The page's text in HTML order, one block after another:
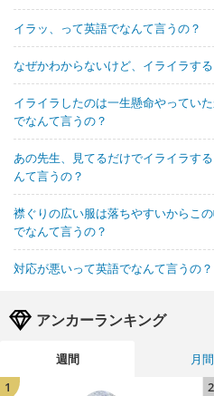
イラッ、って英語でなんて言うの？
なぜかわからないけど、イライラす
イライラしたのは一生懸命やってい
でなんて言うの？
あの先生、見てるだけでイライラす
んて言うの？
襟ぐりの広い服は落ちやすいからこ
でなんて言うの？
対応が悪いって英語でなんて言うの？
アンカーランキング
週間 月間
1
2